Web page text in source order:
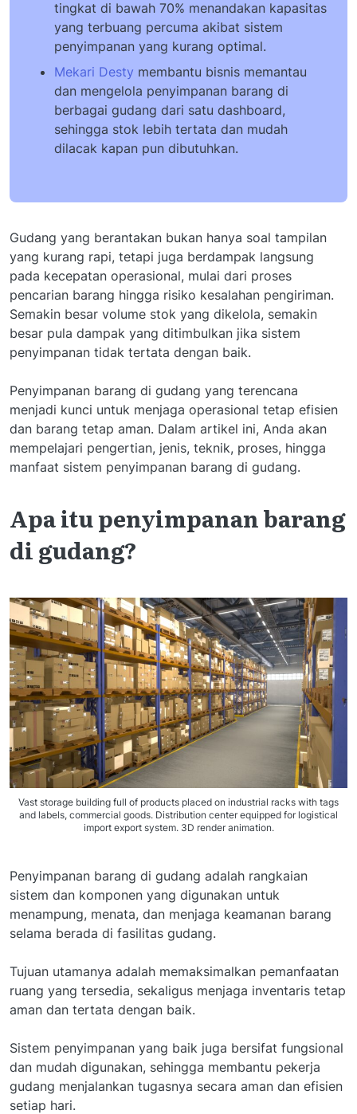
tingkat di bawah 70% menandakan kapasitas
yang terbuang percuma akibat sistem
penyimpanan yang kurang optimal.
Mekari Desty membantu bisnis memantau
dan mengelola penyimpanan barang di
berbagai gudang dari satu dashboard,
sehingga stok lebih tertata dan mudah
dilacak kapan pun dibutuhkan.
Gudang yang berantakan bukan hanya soal tampilan
yang kurang rapi, tetapi juga berdampak langsung
pada kecepatan operasional, mulai dari proses
pencarian barang hingga risiko kesalahan pengiriman.
Semakin besar volume stok yang dikelola, semakin
besar pula dampak yang ditimbulkan jika sistem
penyimpanan tidak tertata dengan baik.
Penyimpanan barang di gudang yang terencana
menjadi kunci untuk menjaga operasional tetap efisien
dan barang tetap aman. Dalam artikel ini, Anda akan
mempelajari pengertian, jenis, teknik, proses, hingga
manfaat sistem penyimpanan barang di gudang.
Apa itu penyimpanan barang
di gudang?
Vast storage building full of products placed on industrial racks with tags
and labels, commercial goods. Distribution center equipped for logistical
import export system. 3D render animation.
Penyimpanan barang di gudang adalah rangkaian
sistem dan komponen yang digunakan untuk
menampung, menata, dan menjaga keamanan barang
selama berada di fasilitas gudang.
Tujuan utamanya adalah memaksimalkan pemanfaatan
ruang yang tersedia, sekaligus menjaga inventaris tetap
aman dan tertata dengan baik.
Sistem penyimpanan yang baik juga bersifat fungsional
dan mudah digunakan, sehingga membantu pekerja
gudang menjalankan tugasnya secara aman dan efisien
setiap hari.